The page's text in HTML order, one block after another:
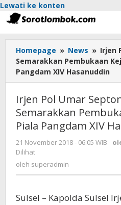
Lewati ke konten
Homepage » News » Irjen
Semarakkan Pembukaan
Pangdam XIV Hasanuddin
Irjen Pol Umar
Semarakkan
Piala Pangdam XIV
21 November 2018 - 06:05 WIB
Dilihat
oleh superadmin
Sulsel – Kapolda Sulsel